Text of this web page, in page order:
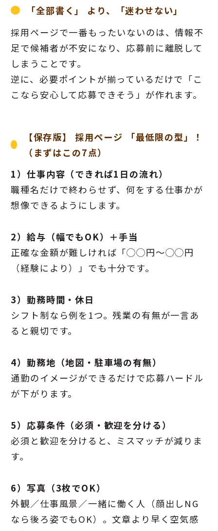
「全部書く」 より、「迷わせない」
採用ページで一番もったいないのは、情報不
足で候補者が不安になり、応募前に離脱して
しまうことです。
逆に、必要ポイントが揃っているだけで「こ
こなら安心して応募できそう」が作れます。
【保存版】 採用ページ 「最低限の型」！
（まずはこの7点）
1）仕事内容（できれば1日の流れ）
職種名だけで終わらせず、何をする仕事かが
想像できるようにします。
2）給与（幅でもOK）＋手当
正確な金額が難しければ「◯◯円〜◯◯円
（経験により）」でも十分です。
3）勤務時間・休日
シフト制なら例を1つ。残業の有無が一言あ
ると親切です。
4）勤務地（地図・駐車場の有無）
通勤のイメージができるだけで応募ハードル
が下がります。
5）応募条件（必須・歓迎を分ける）
必須と歓迎を分けると、ミスマッチが減りま
す。
6）写真（3枚でOK）
外観／仕事風景／一緒に働く人（顔出しNG
なら後ろ姿でもOK）。文章より早く空気感